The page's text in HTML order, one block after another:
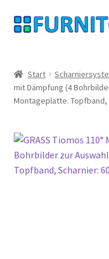
Zur
Navigation
Zum
Inhalt
Unsere Partner
Widerrufsrecht
Start
mit Dämpfung (4
Montageplatte. Topfband,